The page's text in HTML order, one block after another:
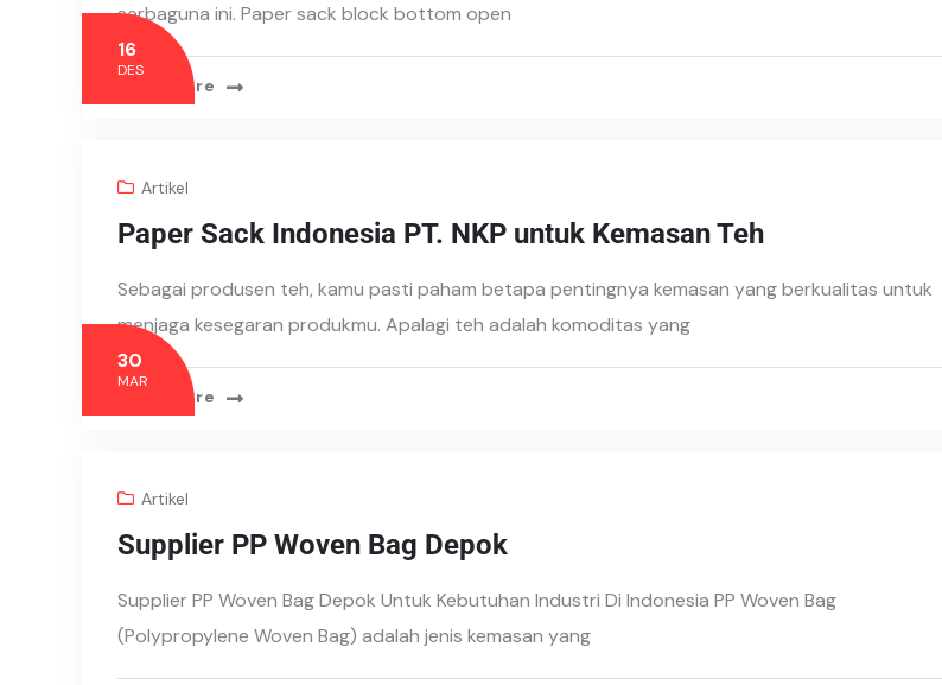
serbaguna ini. Paper sack block bottom open
Read More
16
DES
Artikel
Paper Sack Indonesia PT. NKP untuk Kemasan Teh
Sebagai produsen teh, kamu pasti paham betapa pentingnya kemasan yang berkualitas untuk
menjaga kesegaran produkmu. Apalagi teh adalah komoditas yang
Read More
30
MAR
Artikel
Supplier PP Woven Bag Depok
Supplier PP Woven Bag Depok Untuk Kebutuhan Industri Di Indonesia PP Woven Bag
(Polypropylene Woven Bag) adalah jenis kemasan yang